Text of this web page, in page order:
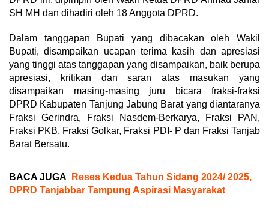
SH MH dan dihadiri oleh 18 Anggota DPRD.
Dalam tanggapan Bupati yang dibacakan oleh Wakil
Bupati, disampaikan ucapan terima kasih dan apresiasi
yang tinggi atas tanggapan yang disampaikan, baik berupa
apresiasi, kritikan dan saran atas masukan yang
disampaikan masing-masing juru bicara fraksi-fraksi
DPRD Kabupaten Tanjung Jabung Barat yang diantaranya
Fraksi Gerindra, Fraksi Nasdem-Berkarya, Fraksi PAN,
Fraksi PKB, Fraksi Golkar, Fraksi PDI- P dan Fraksi Tanjab
Barat Bersatu.
BACA JUGA
Reses Kedua Tahun Sidang 2024/ 2025,
DPRD Tanjabbar Tampung Aspirasi Masyarakat